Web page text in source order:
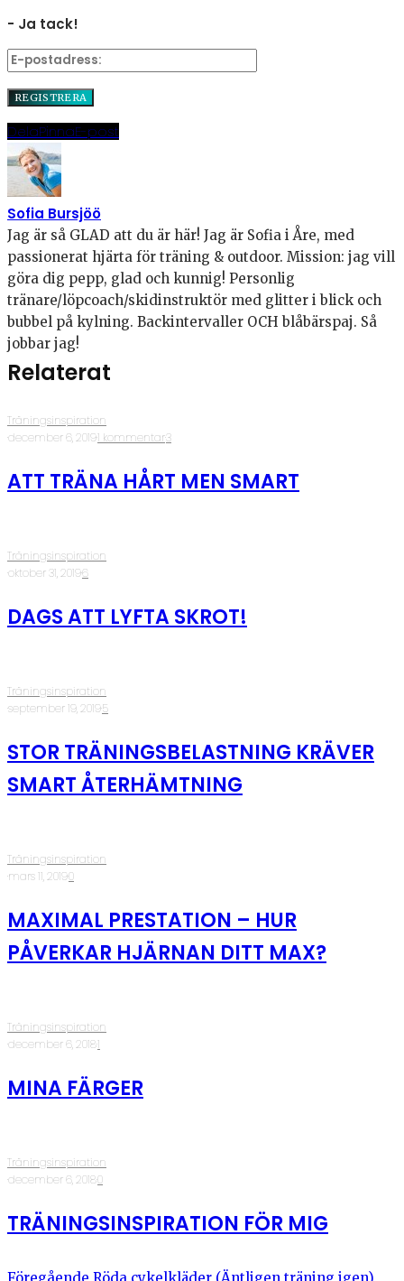
- Ja tack!
DelaPinnaE-post
Sofia Bursjöö
Jag är så GLAD att du är här! Jag är Sofia i Åre, med
passionerat hjärta för träning & outdoor. Mission: jag vill
göra dig pepp, glad och kunnig! Personlig
tränare/löpcoach/skidinstruktör med glitter i blick och
bubbel på kylning. Backintervaller OCH blåbärspaj. Så
jobbar jag!
Relaterat
Träningsinspiration
·december 6, 2019·1 kommentar·3
ATT TRÄNA HÅRT MEN SMART
Träningsinspiration
·oktober 31, 2019·6
DAGS ATT LYFTA SKROT!
Träningsinspiration
·september 19, 2019·5
STOR TRÄNINGSBELASTNING KRÄVER
SMART ÅTERHÄMTNING
Träningsinspiration
·mars 11, 2019·0
MAXIMAL PRESTATION – HUR
PÅVERKAR HJÄRNAN DITT MAX?
Träningsinspiration
·december 6, 2018·1
MINA FÄRGER
Träningsinspiration
·december 6, 2018·0
TRÄNINGSINSPIRATION FÖR MIG